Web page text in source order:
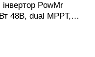
PowMr
48В, dual MPPT, 1
до 9 інверторів,